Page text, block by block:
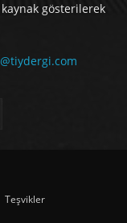
kaynak gösterilerek
Teşvikler